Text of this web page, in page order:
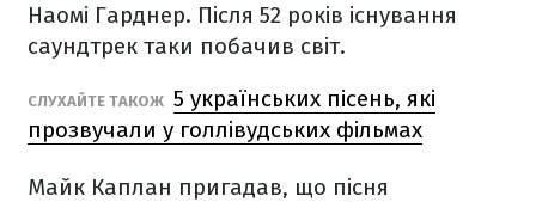
Наомі Гарднер. Після 52 років існування
саундтрек таки побачив світ.
СЛУХАЙТЕ ТАКОЖ 5 українських пісень, які
прозвучали у голлівудських фільмах
Майк Каплан пригадав, що пісня